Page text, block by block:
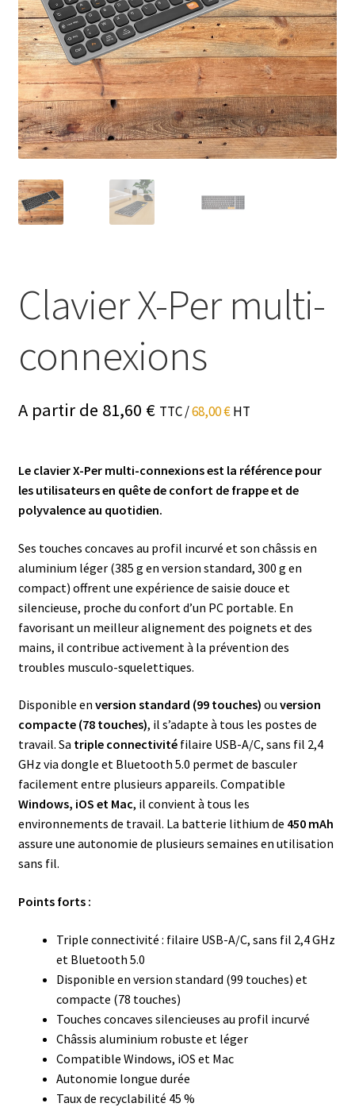
Clavier X-Per multi-
connexions
A partir de 81,60 € TTC /68,00€HT
Le clavier X-Per multi-connexions est la référence pour
les utilisateurs en quête de confort de frappe et de
polyvalence au quotidien.
Ses touches concaves au profil incurvé et son châssis en
aluminium léger (385 g en version standard, 300 g en
compact) offrent une expérience de saisie douce et
silencieuse, proche du confort d’un PC portable. En
favorisant un meilleur alignement des poignets et des
mains, il contribue activement à la prévention des
troubles musculo-squelettiques.
Disponible en version standard (99 touches) ou version
compacte (78 touches), il s’adapte à tous les postes de
travail. Sa triple connectivitéfilaire USB-A/C, sans fil 2,4
GHz via dongle et Bluetooth 5.0 permet de basculer
facilement entre plusieurs appareils. Compatible
Windows, iOS et Mac, il convient à tous les
environnements de travail. La batterie lithium de 450 mAh
assure une autonomie de plusieurs semaines en utilisation
sans fil.
Points forts :
Triple connectivité : filaire USB-A/C, sans fil 2,4 GHz
et Bluetooth 5.0
Disponible en version standard (99 touches) et
compacte (78 touches)
Touches concaves silencieuses au profil incurvé
Châssis aluminium robuste et léger
Compatible Windows, iOS et Mac
Autonomie longue durée
Taux de recyclabilité 45 %